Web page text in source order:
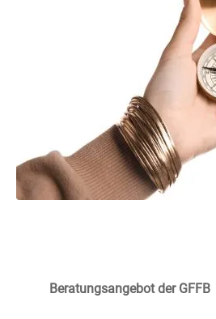
Beratungsangebot der GFFB